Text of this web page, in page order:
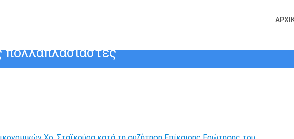
Οικονομικών Χρ. Σταϊκούρα κατά τη
πολλαπλασιαστές